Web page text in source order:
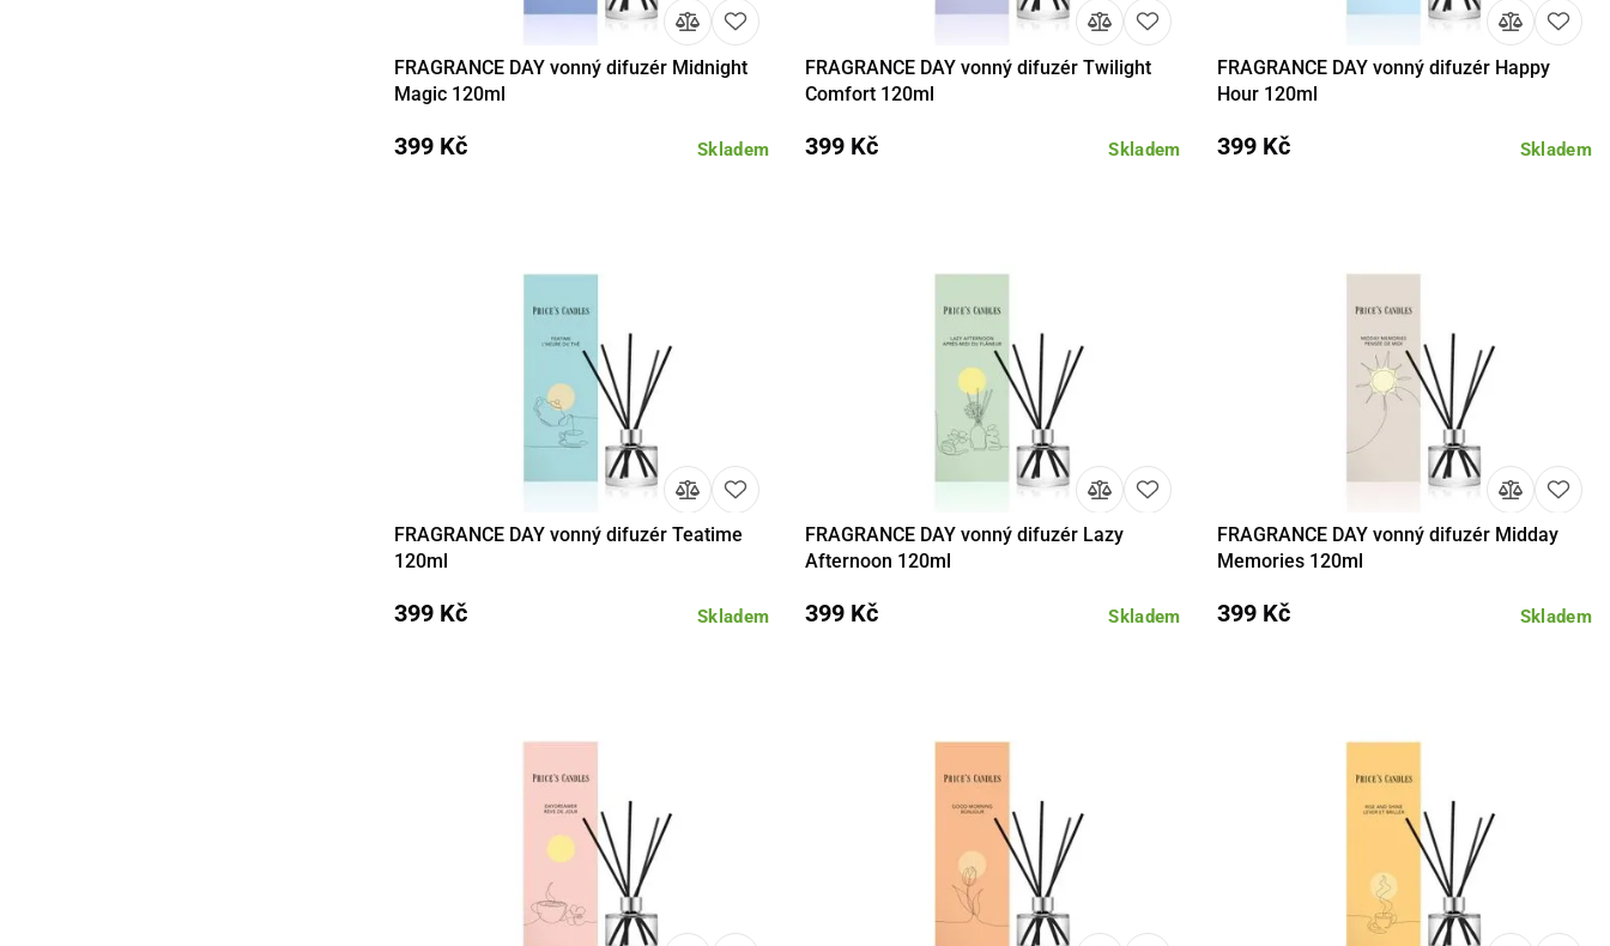
Detail Do košíku
FRAGRANCE DAY vonný difuzér Midnight
Magic 120ml
Skladem
399 Kč
Detail Do košíku
FRAGRANCE DAY vonný difuzér Twilight
Comfort 120ml
Skladem
399 Kč
Detail Do košíku
FRAGRANCE DAY vonný difuzér Happy
Hour 120ml
Skladem
399 Kč
Detail Do košíku
FRAGRANCE DAY vonný difuzér Teatime
120ml
Skladem
399 Kč
Detail Do košíku
FRAGRANCE DAY vonný difuzér Lazy
Afternoon 120ml
Skladem
399 Kč
Detail Do košíku
FRAGRANCE DAY vonný difuzér Midday
Memories 120ml
Skladem
399 Kč